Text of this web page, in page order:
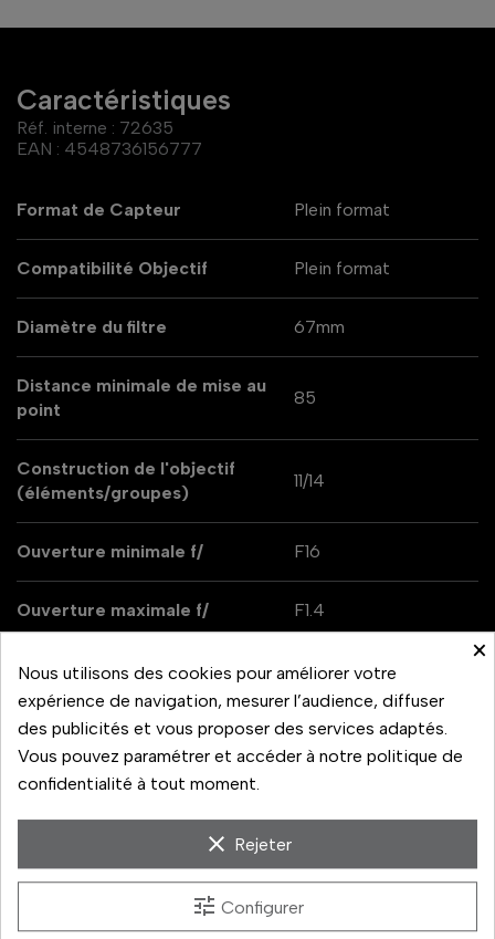
Caractéristiques
Réf. interne : 72635
EAN : 4548736156777
Format de Capteur Plein format
Compatibilité Objectif Plein format
Diamètre du filtre 67mm
Distance minimale de mise au
point
85
Construction de l'objectif
(éléments/groupes)
11/14
Ouverture minimale f/ F16
Ouverture maximale f/ F1.4
Diamètre x longueur 84,7x107,3
Distance focale 85 mm
Monture d'objectif
Focale fixe
×
Nous utilisons des cookies pour améliorer votre
expérience de navigation, mesurer l’audience, diffuser
des publicités et vous proposer des services adaptés.
Vous pouvez paramétrer et accéder à notre politique de
confidentialité à tout moment.
clear Rejeter
tune Configurer